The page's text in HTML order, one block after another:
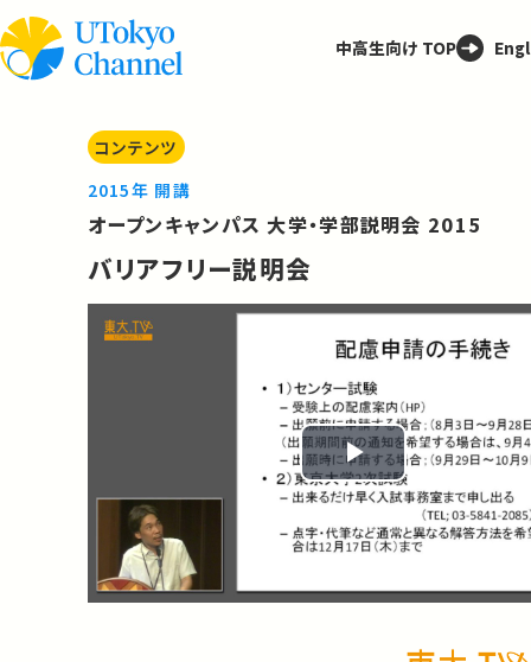
中高生向け TOP
コンテンツ
2015年 開講
オープンキャンパス 大学・学部説明会 2015
バリアフリー説明会
Play
Video